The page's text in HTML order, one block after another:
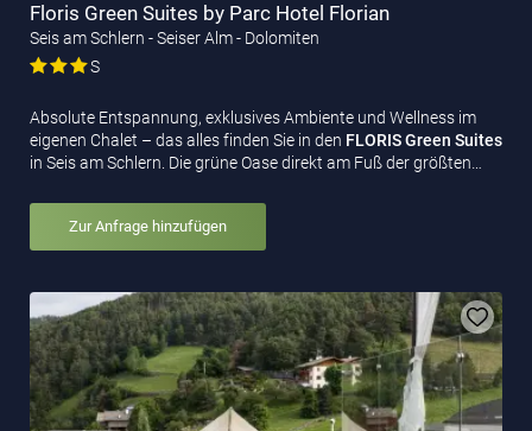
Floris Green Suites by Parc Hotel Florian
Seis am Schlern - Seiser Alm - Dolomiten
S
Absolute Entspannung, exklusives Ambiente und Wellness im
eigenen Chalet – das alles finden Sie in den FLORIS Green Suites
in Seis am Schlern. Die grüne Oase direkt am Fuß der größten…
Zur Anfrage hinzufügen